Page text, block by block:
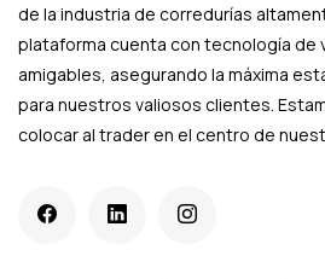
de la industria de corredurías
plataforma cuenta con tecnología de
amigables, asegurando la máxima
para nuestros valiosos clientes.
colocar al trader en el centro de